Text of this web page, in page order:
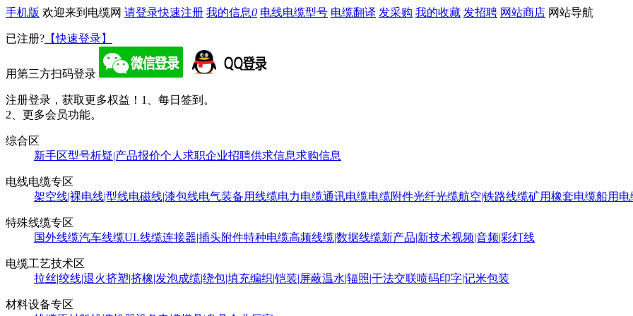
手机版 欢迎来到电缆网 请登录快速注册 我的信息0 电线电缆型号 电缆翻译 发采购 我的收藏 发招聘 网站商店 网站导航
已注册? 【快速登录】
用第三方扫码登录
注册登录，获取更多权益！ 1、每日签到。
2、更多会员功能。
综合区
新手区型号析疑|产品报价个人求职企业招聘供求信息求购信息
电线电缆专区
架空线|裸电线|型线电磁线|漆包线电气装备用线缆电力电缆通讯电缆电缆附件光纤光缆航空|铁路线缆矿用橡套电缆船用电
特殊线缆专区
国外线缆汽车线缆UL线缆连接器|插头附件特种电缆高频线缆|数据线缆新产品|新技术视频|音频|彩灯线
电缆工艺技术区
拉丝|绞线|退火挤塑|挤橡|发泡成缆|绕包|填充编织|铠装|屏蔽温水|辐照|干法交联喷码印字|记米包装
材料设备专区